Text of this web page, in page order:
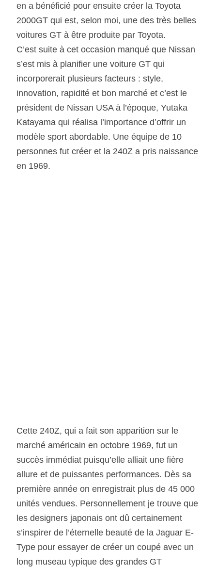
en a bénéficié pour ensuite créer la Toyota
2000GT qui est, selon moi, une des très belles
voitures GT à être produite par Toyota.
C’est suite à cet occasion manqué que Nissan
s’est mis à planifier une voiture GT qui
incorporerait plusieurs facteurs : style,
innovation, rapidité et bon marché et c’est le
président de Nissan USA à l’époque, Yutaka
Katayama qui réalisa l’importance d’offrir un
modèle sport abordable. Une équipe de 10
personnes fut créer et la 240Z a pris naissance
en 1969.
Cette 240Z, qui a fait son apparition sur le
marché américain en octobre 1969, fut un
succès immédiat puisqu’elle alliait une fière
allure et de puissantes performances. Dès sa
première année on enregistrait plus de 45 000
unités vendues. Personnellement je trouve que
les designers japonais ont dû certainement
s’inspirer de l’éternelle beauté de la Jaguar E-
Type pour essayer de créer un coupé avec un
long museau typique des grandes GT